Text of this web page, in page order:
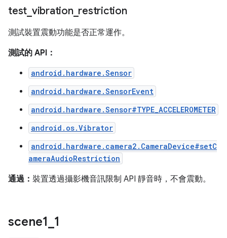
test vibration_ restriction
測試裝置震動功能是否正常運作。
測試的 API：
android.hardware.Sensor
android.hardware.SensorEvent
android.hardware.Sensor#TYPE_ACCELEROMETER
android.os.Vibrator
android.hardware.camera2.CameraDevice#setC
ameraAudioRestriction
通過： 裝置透過攝影機音訊限制 API 靜音時，不會震動。
scene1 1